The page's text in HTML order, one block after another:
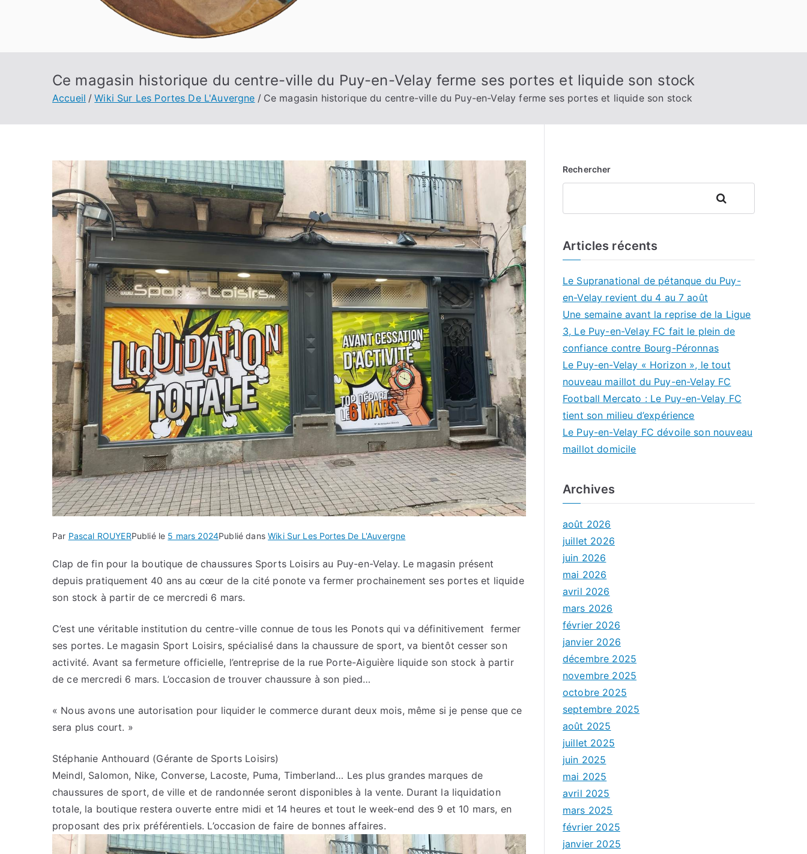
Ce magasin historique du centre-ville du Puy-en-Velay ferme ses portes et liquide son stock
Accueil Wiki Sur Les Portes De L'Auvergne Ce magasin historique du centre-ville du Puy-en-Velay ferme ses portes et liquide son stock
Par Pascal ROUYERPublié le 5 mars 2024Publié dansWiki Sur Les Portes De L'Auvergne
Clap de fin pour la boutique de chaussures Sports Loisirs au Puy-en-Velay. Le magasin présent
depuis pratiquement 40 ans au cœur de la cité ponote va fermer prochainement ses portes et liquide
son stock à partir de ce mercredi 6 mars.
C’est une véritable institution du centre-ville connue de tous les Ponots qui va définitivement fermer
ses portes. Le magasin Sport Loisirs, spécialisé dans la chaussure de sport, va bientôt cesser son
activité. Avant sa fermeture officielle, l’entreprise de la rue Porte-Aiguière liquide son stock à partir
de ce mercredi 6 mars. L’occasion de trouver chaussure à son pied…
« Nous avons une autorisation pour liquider le commerce durant deux mois, même si je pense que ce
sera plus court. »
Stéphanie Anthouard (Gérante de Sports Loisirs)
Meindl, Salomon, Nike, Converse, Lacoste, Puma, Timberland… Les plus grandes marques de
chaussures de sport, de ville et de randonnée seront disponibles à la vente. Durant la liquidation
totale, la boutique restera ouverte entre midi et 14 heures et tout le week-end des 9 et 10 mars, en
proposant des prix préférentiels. L’occasion de faire de bonnes affaires.
Rechercher
Rechercher
Articles récents
Le Supranational de pétanque du Puy-
en-Velay revient du 4 au 7 août
Une semaine avant la reprise de la Ligue
3, Le Puy-en-Velay FC fait le plein de
confiance contre Bourg-Péronnas
Le Puy-en-Velay « Horizon », le tout
nouveau maillot du Puy-en-Velay FC
Football Mercato : Le Puy-en-Velay FC
tient son milieu d’expérience
Le Puy-en-Velay FC dévoile son nouveau
maillot domicile
Archives
août 2026
juillet 2026
juin 2026
mai 2026
avril 2026
mars 2026
février 2026
janvier 2026
décembre 2025
novembre 2025
octobre 2025
septembre 2025
août 2025
juillet 2025
juin 2025
mai 2025
avril 2025
mars 2025
février 2025
janvier 2025